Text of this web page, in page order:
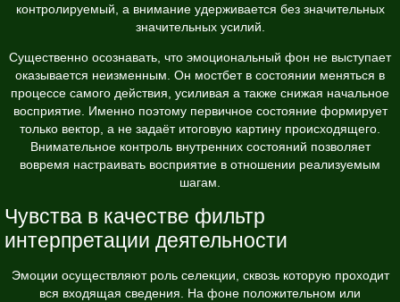
контролируемый, а внимание удерживается без значительных
значительных усилий.
Существенно осознавать, что эмоциональный фон не выступает
оказывается неизменным. Он мостбет в состоянии меняться в
процессе самого действия, усиливая а также снижая начальное
восприятие. Именно поэтому первичное состояние формирует
только вектор, а не задаёт итоговую картину происходящего.
Внимательное контроль внутренних состояний позволяет
вовремя настраивать восприятие в отношении реализуемым
шагам.
Чувства в качестве фильтр
интерпретации деятельности
Эмоции осуществляют роль селекции, сквозь которую проходит
вся входящая сведения. На фоне положительном или